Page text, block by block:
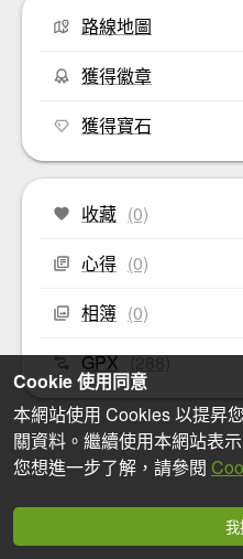
路線地圖
獲得徽章
獲得寶石
收藏 (0)
心得 (0)
相簿 (0)
GPX (288)
Cookie 使用同意
本網站使用 Cookies 以提昇
關資料。繼續使用本網站表
您想進一步了解，請參閱
我